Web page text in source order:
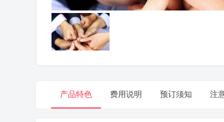
产品特色 费用说明 预订须知 注